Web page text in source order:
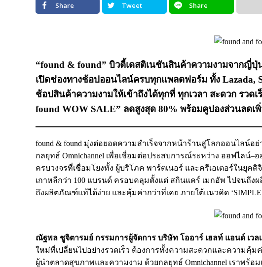
Share Tweet Share
“found & found” บิวตี้เดสติเนชันสินค้าความงามจากญี่ปุ่
เปิดช่องทางช้อปออนไลน์ครบทุกแพลตฟอร์ม ทั้ง Lazada,
ช้อปสินค้าความงามให้เข้าถึงได้ทุกที่ ทุกเวลา สะดวก รวด
found WOW SALE” ลดสูงสุด 80% พร้อมคูปองส่วนลดเ
found & found มุ่งต่อยอดความสำเร็จจากหน้าร้านสู่โลกออนไลน์
กลยุทธ์ Omnichannel เพื่อเชื่อมต่อประสบการณ์ระหว่าง ออฟไลน์
ครบวงจรที่เชื่อมโยงทั้ง ผู้บริโภค พาร์ตเนอร์ และครีเอเตอร์ในยุ
เกาหลีกว่า 100 แบรนด์ ครอบคลุมตั้งแต่ สกินแคร์ เมกอัพ ไปจนถึ
ถึงผลิตภัณฑ์แท้ได้ง่าย และคุ้มค่ากว่าที่เคย ภายใต้แนวคิด ‘SIMPLE.
ณัฐพล ชูจิตารมย์ กรรมการผู้จัดการ บริษัท โออาร์ เฮลท์ แอนด์ เวล
ใหม่ที่เปลี่ยนไปอย่างรวดเร็ว ต้องการทั้งความสะดวกและความคุ้ม
ผู้นำตลาดสุขภาพและความงาม ด้วยกลยุทธ์ Omnichannel เราพ